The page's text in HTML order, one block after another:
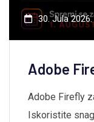
30. Jula 2026.
Adobe
Adobe Firefly
Iskoristite